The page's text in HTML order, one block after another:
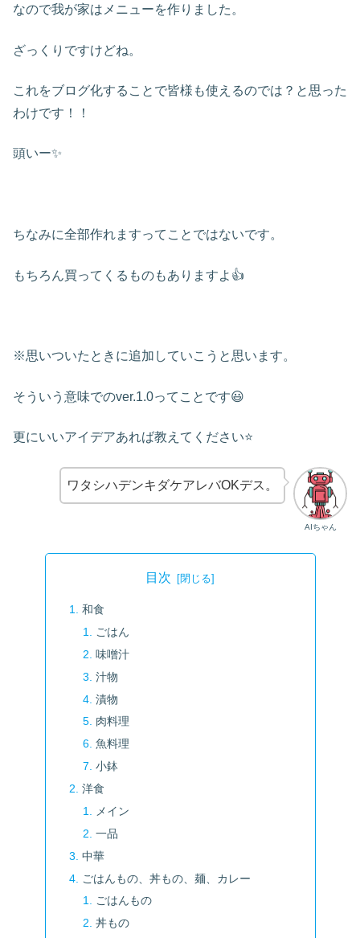
なので我が家はメニューを作りました。
ざっくりですけどね。
これをブログ化することで皆様も使えるのでは？と思った
わけです！！
頭いー✨
ちなみに全部作れますってことではないです。
もちろん買ってくるものもありますよ👍
※思いついたときに追加していこうと思います。
そういう意味でのver.1.0ってことです😃
更にいいアイデアあれば教えてください⭐
AIちゃん
ワタシハデンキダケアレバOKデス。
目次
和食
ごはん
味噌汁
汁物
漬物
肉料理
魚料理
小鉢
洋食
メイン
一品
中華
ごはんもの、丼もの、麺、カレー
ごはんもの
丼もの